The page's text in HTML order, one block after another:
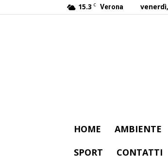
15.3 C Verona
HOME AMBIENTE
SPORT
CONTATTI